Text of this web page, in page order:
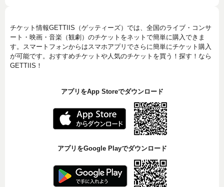
チケット情報GETTIIS（ゲッティーズ）では、全国のライブ・コンサ
ート・映画・音楽（観劇）のチケットをネットで簡単に購入できま
す。スマートフォンからはスマホアプリでさらに簡単にチケット購入
が可能です。おすすめチケットや人気のチケットを買う！探す！なら
GETTIIS！
アプリをApp Storeでダウンロード
アプリをGoogle Playでダウンロード